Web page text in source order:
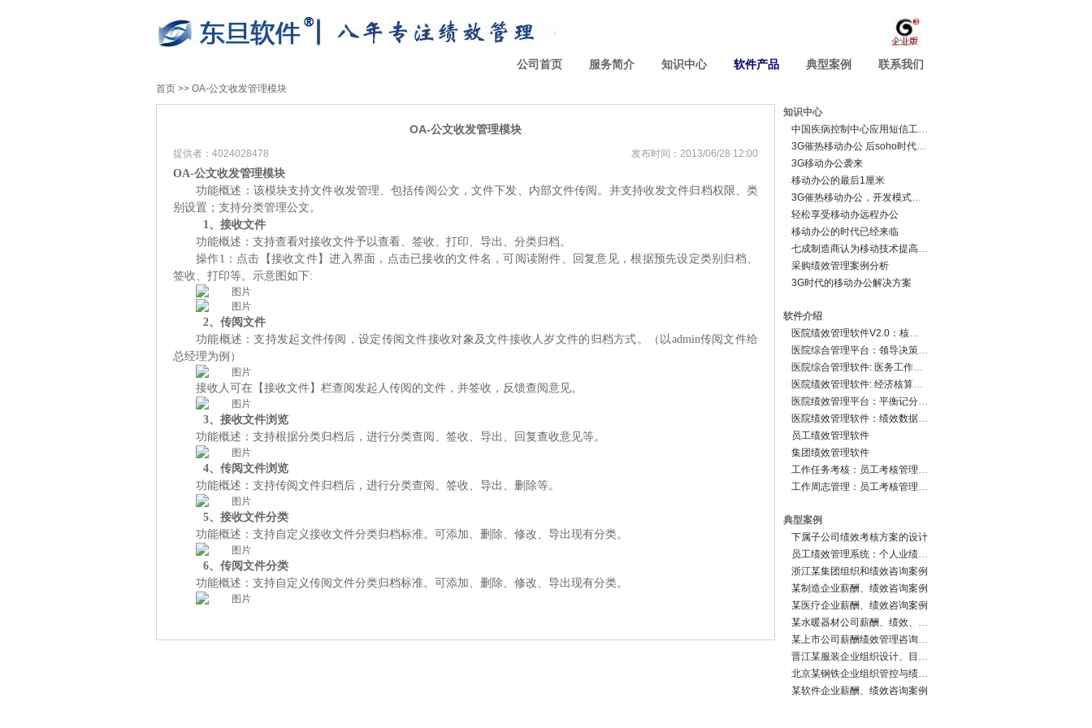
公司首页 服务简介 知识中心 软件产品 典型案例 联系我们
首页 >> OA-公文收发管理模块
OA-公文收发管理模块
提供者：4024028478 发布时间：2013/06/28 12:00
OA-公文收发管理模块
功能概述：该模块支持文件收发管理、包括传阅公文， 文件下发、内部文件传阅。 并支持收发文件归档权限、类
别设置；支持分类管理公文。
1、接收文件
功能概述：支持查看对接收文件予以查看、签收、打印、导出、分类归档。
操作1：点击【接收文件】进入界面，点击已接收的文件名，可阅读附件、回复意见，根据预先设定类别归档、
签收、打印等。示意图如下:
2、传阅文件
功能概述：支持发起文件传阅，设定传阅文件接收对象及文件接收人岁文件的归档方式。（以admin传阅文件给
总经理为例）
接收人可在【接收文件】栏查阅发起人传阅的文件，并签收，反馈查阅意见。
3、接收文件浏览
功能概述：支持根据分类归档后，进行分类查阅、签收、导出、回复查收意见等。
4、传阅文件浏览
功能概述：支持传阅文件归档后，进行分类查阅、签收、导出、删除等。
5、接收文件分类
功能概述：支持自定义接收文件分类归档标准。可添加、删除、修改、导出现有分类。
6、传阅文件分类
功能概述：支持自定义传阅文件分类归档标准。可添加、删除、修改、导出现有分类。
知识中心
中国疾病控制中心应用短信工资条
3G催热移动办公 后soho时代来临
3G移动办公袭来
移动办公的最后1厘米
3G催热移动办公，开发模式有待变革
轻松享受移动办远程办公
移动办公的时代已经来临
七成制造商认为移动技术提高生产率
采购绩效管理案例分析
3G时代的移动办公解决方案
软件介绍
医院绩效管理软件V2.0：核心业务系统
医院综合管理平台：领导决策分析系统
医院综合管理软件: 医务工作管理系统
医院绩效管理软件: 经济核算管理系统
医院绩效管理平台：平衡记分卡系统
医院绩效管理软件：绩效数据中心
员工绩效管理软件
集团绩效管理软件
工作任务考核：员工考核管理软件
工作周志管理：员工考核管理软件
典型案例
下属子公司绩效考核方案的设计
员工绩效管理系统：个人业绩档案
浙江某集团组织和绩效咨询案例
某制造企业薪酬、绩效咨询案例
某医疗企业薪酬、绩效咨询案例
某水暖器材公司薪酬、绩效、组织咨询案例
某上市公司薪酬绩效管理咨询案例
晋江某服装企业组织设计、目标管理、薪酬绩效管理咨询案例
北京某钢铁企业组织管控与绩效咨询案例
某软件企业薪酬、绩效咨询案例